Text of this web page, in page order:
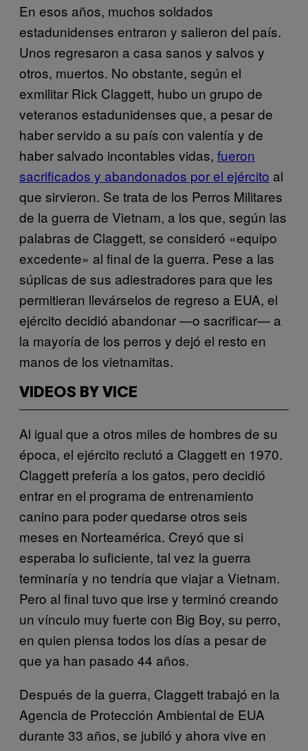
En esos años, muchos soldados
estadunidenses entraron y salieron del país.
Unos regresaron a casa sanos y salvos y
otros, muertos. No obstante, según el
exmilitar Rick Claggett, hubo un grupo de
veteranos estadunidenses que, a pesar de
haber servido a su país con valentía y de
haber salvado incontables vidas, fueron
sacrificados y abandonados por el ejército al
que sirvieron. Se trata de los Perros Militares
de la guerra de Vietnam, a los que, según las
palabras de Claggett, se consideró «equipo
excedente» al final de la guerra. Pese a las
súplicas de sus adiestradores para que les
permitieran llevárselos de regreso a EUA, el
ejército decidió abandonar —o sacrificar— a
la mayoría de los perros y dejó el resto en
manos de los vietnamitas.
VIDEOS BY VICE
Al igual que a otros miles de hombres de su
época, el ejército reclutó a Claggett en 1970.
Claggett prefería a los gatos, pero decidió
entrar en el programa de entrenamiento
canino para poder quedarse otros seis
meses en Norteamérica. Creyó que si
esperaba lo suficiente, tal vez la guerra
terminaría y no tendría que viajar a Vietnam.
Pero al final tuvo que irse y terminó creando
un vínculo muy fuerte con Big Boy, su perro,
en quien piensa todos los días a pesar de
que ya han pasado 44 años.
Después de la guerra, Claggett trabajó en la
Agencia de Protección Ambiental de EUA
durante 33 años, se jubiló y ahora vive en